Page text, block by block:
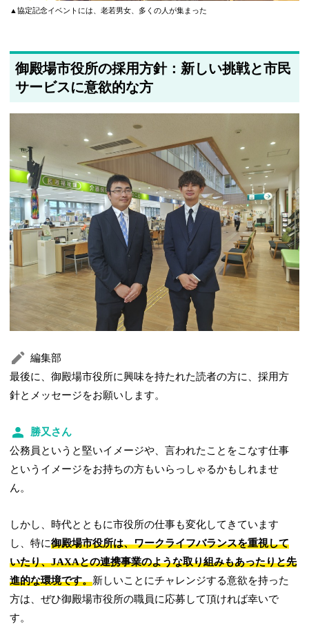
▲協定記念イベントには、老若男女、多くの人が集まった
御殿場市役所の採用方針：新しい挑戦と市民
サービスに意欲的な方
編集部
最後に、御殿場市役所に興味を持たれた読者の方に、採用方
針とメッセージをお願いします。
勝又さん
公務員というと堅いイメージや、言われたことをこなす仕事
というイメージをお持ちの方もいらっしゃるかもしれませ
ん。
しかし、時代とともに市役所の仕事も変化してきています
し、特に御殿場市役所は、ワークライフバランスを重視して
いたり、JAXAとの連携事業のような取り組みもあったりと先
進的な環境です。新しいことにチャレンジする意欲を持った
方は、ぜひ御殿場市役所の職員に応募して頂ければ幸いで
す。